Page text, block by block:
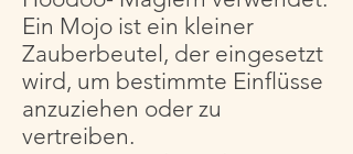
Ein Mojo ist ein kleiner
Zauberbeutel, der eingesetzt
wird, um bestimmte Einflüsse
anzuziehen oder zu
vertreiben.